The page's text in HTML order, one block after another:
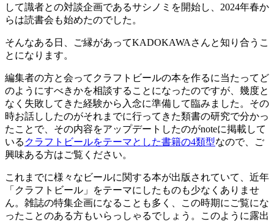
して識者との対談企画であるサシノミを開始し、2024年春か
らは読書会も始めたのでした。
そんなある日、ご縁があってKADOKAWAさんと知り合うこ
とになります。
編集者の方と会ってクラフトビールの本を作るに当たってど
のようにすべきかを相談することになったのですが、幾度と
なく失敗してきた経験から入念に準備して臨みました。その
時お話ししたのがそれまでに行ってきた類書の研究で分かっ
たことで、その内容をアップデートしたのがnoteに掲載して
いる クラフトビールをテーマとした書籍の4類型なので、ご
興味ある方はご覧ください。
これまでに様々なビールに関する本が出版されていて、近年
「クラフトビール」をテーマにしたものも少なくありませ
ん。雑誌の特集企画になることも多く、この時期にご覧にな
ったことのある方もいらっしゃるでしょう。このように露出